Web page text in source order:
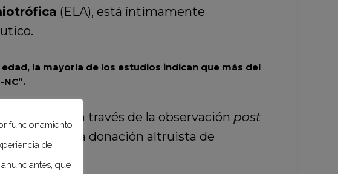
(ELA), está íntimamente
la mayoría de los estudios indican que más del
posibles a través de la observación post
de la donación altruista de
científicos.
funcionamiento
de
que